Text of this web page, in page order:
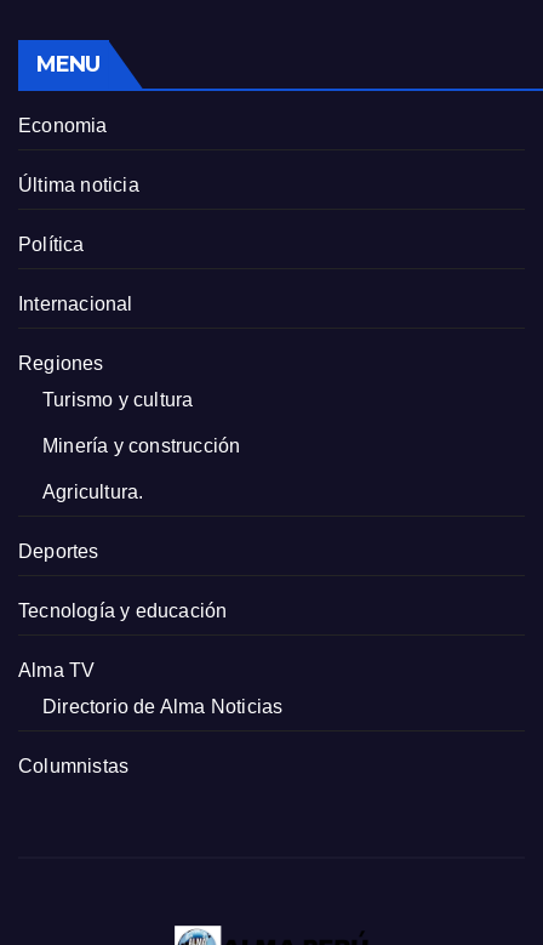
MENU
Economia
Última noticia
Política
Internacional
Regiones
Turismo y cultura
Minería y construcción
Agricultura.
Deportes
Tecnología y educación
Alma TV
Directorio de Alma Noticias
Columnistas